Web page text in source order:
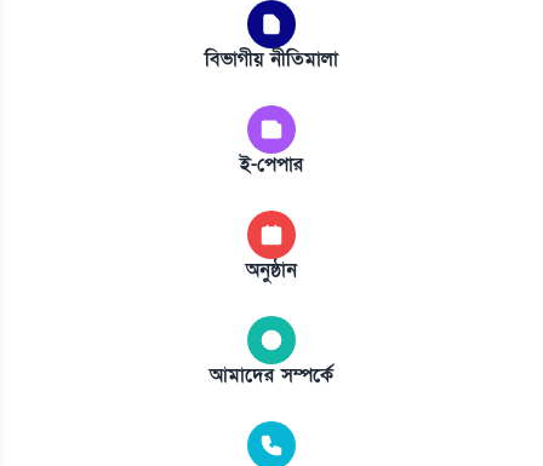
বিভাগীয় নীতিমালা
ই-পেপার
অনুষ্ঠান
আমাদের সম্পর্কে